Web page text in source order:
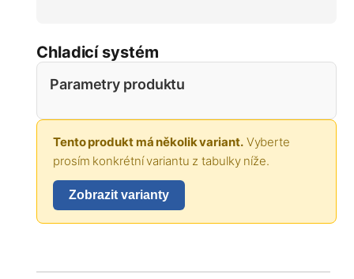
Chladicí systém
Parametry produktu
Tento produkt má několik variant.Vyberte
prosím konkrétní variantu z tabulky níže.
Zobrazit varianty